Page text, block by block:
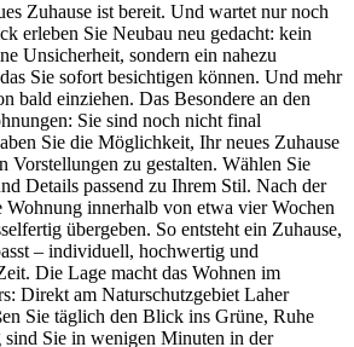
Zuhause ist bereit. Und wartet nur noch
erleben Sie Neubau neu gedacht: kein
Unsicherheit, sondern ein nahezu
Sie sofort besichtigen können. Und mehr
bald einziehen. Das Besondere an den
Sie sind noch nicht final
Sie die Möglichkeit, Ihr neues Zuhause
Vorstellungen zu gestalten. Wählen Sie
Details passend zu Ihrem Stil. Nach der
innerhalb von etwa vier Wochen
übergeben. So entsteht ein Zuhause,
– individuell, hochwertig und
Die Lage macht das Wohnen im
Direkt am Naturschutzgebiet Laher
Sie täglich den Blick ins Grüne, Ruhe
Sie in wenigen Minuten in der